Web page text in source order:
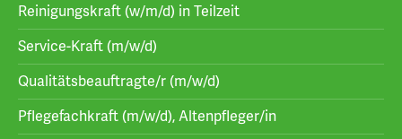
Reinigungskraft (w/m/d) in Teilzeit
Service-Kraft (m/w/d)
Qualitätsbeauftragte/r (m/w/d)
Pflegefachkraft (m/w/d), Altenpfleger/in